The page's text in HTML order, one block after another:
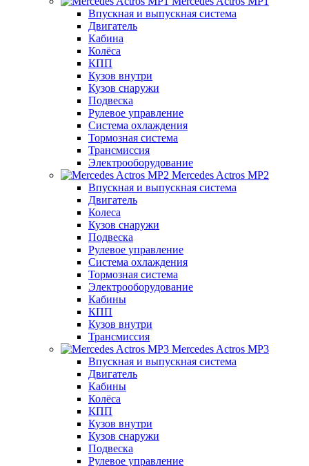
Впускная и выпускная система
Двигатель
Кабина
Колёса
КПП
Кузов внутри
Кузов снаружи
Подвеска
Рулевое управление
Система охлаждения
Тормозная система
Трансмиссия
Электрооборудование
Mercedes Actros MP2
Впускная и выпускная система
Двигатель
Колеса
Кузов снаружи
Подвеска
Рулевое управление
Система охлаждения
Тормозная система
Электрооборудование
Кабины
КПП
Кузов внутри
Трансмиссия
Mercedes Actros MP3
Впускная и выпускная система
Двигатель
Кабины
Колёса
КПП
Кузов внутри
Кузов снаружи
Подвеска
Рулевое управление